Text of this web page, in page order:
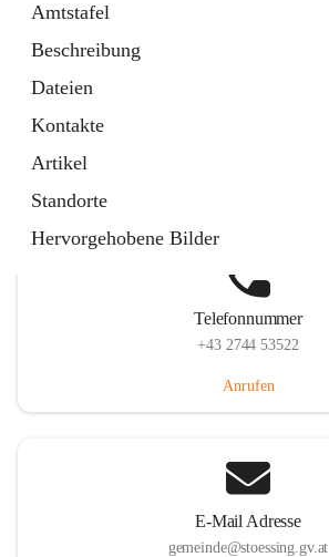
Amtstafel
Beschreibung
Dateien
Kontakte
Artikel
Standorte
Hervorgehobene Bilder
Telefonnummer
+43 2744 53522
Anrufen
E-Mail Adresse
gemeinde@stoessing.gv.at